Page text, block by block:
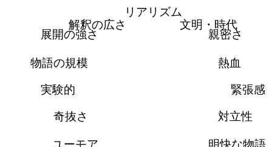
リアリズム
文明・時代
親密さ
熱血
緊張感
対立性
明快な物語
ユーモア
奇抜さ
実験的
物語の規模
展開の強さ
解釈の広さ